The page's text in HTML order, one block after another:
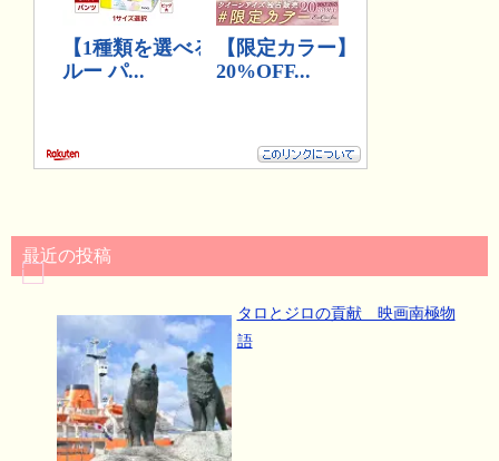
最近の投稿
タロとジロの貢献 映画南極物
語